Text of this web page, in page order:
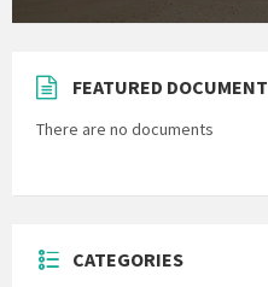
FEATURED DOCUMENT
There are no documents
CATEGORIES